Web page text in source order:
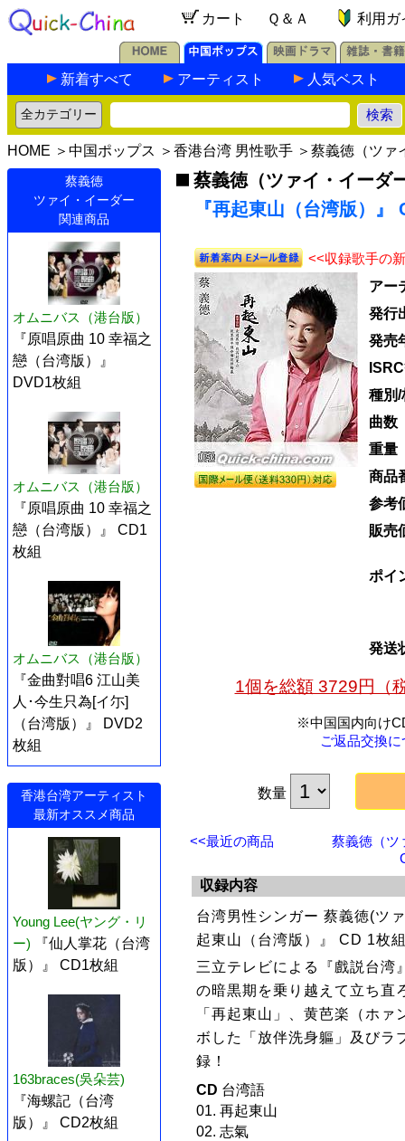
カート Ｑ＆Ａ 利用ガ
新着すべて アーティスト 人気ベスト
HOME ＞ 中国ポップス ＞ 香港台湾 男性歌手 ＞ 蔡義徳（ツァ
蔡義徳
ツァイ・イーダー
関連商品
オムニバス（港台版）
『原唱原曲 10 幸福之
戀（台湾版）』
DVD1枚組
オムニバス（港台版）
『原唱原曲 10 幸福之
戀（台湾版）』 CD1
枚組
オムニバス（港台版）
『金曲對唱6 江山美
人･今生只為[イ尓]
（台湾版）』 DVD2
枚組
香港台湾アーティスト
最新オススメ商品
Young Lee(ヤング・リ
ー)
『仙人掌花（台湾
版）』 CD1枚組
163braces(吳朵芸)
『海螺記（台湾
版）』 CD2枚組
蔡義徳（ツァイ・イーダ
『再起東山（台湾版）』
<<収録歌手の
アー
発行
発売
種別/
曲数
重量
商品
参考
販売
ポイ
発送
1個を総額 3729円（
※中国国内向け
ご返品交換
数量
<<最近の商品
蔡義徳（ツ
収録内容
台湾男性シンガー 蔡義徳(ツ
起東山（台湾版）』 CD 1枚
三立テレビによる『戲説台湾
の暗黒期を乗り越えて立ち直
「再起東山」、黄芭楽（ホ
ボした「放伴洗身軀」及びラ
録！
CD 台湾語
01. 再起東山
02. 志氣